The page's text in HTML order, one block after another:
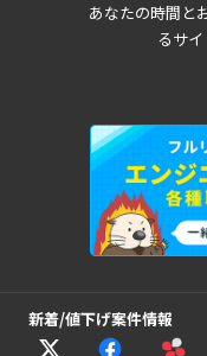
あなたの時間と
るサ
新着/値下げ案件情報